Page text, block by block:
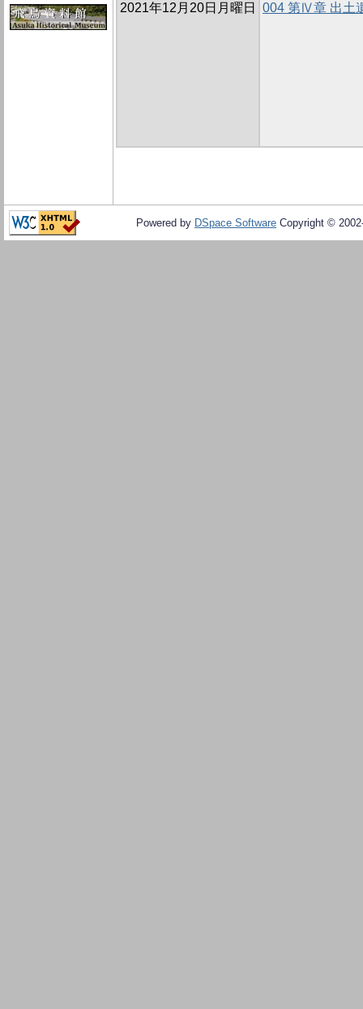
2021年12月20日月曜日 004 第Ⅳ章 出土
Powered by DSpace Software Copyright ©